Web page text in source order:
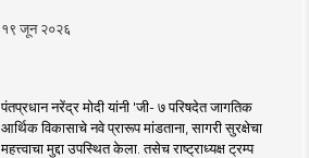
१९ जून २०२६
पंतप्रधान नरेंद्र मोदी यांनी 'जी- ७ परिषदेत जागतिक
आर्थिक विकासाचे नवे प्रारूप मांडताना, सागरी सुरक्षेचा
महत्त्वाचा मुद्दा उपस्थित केला. तसेच राष्ट्राध्यक्ष ट्रम्प